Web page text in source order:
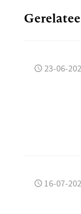
23-06-
16-07-